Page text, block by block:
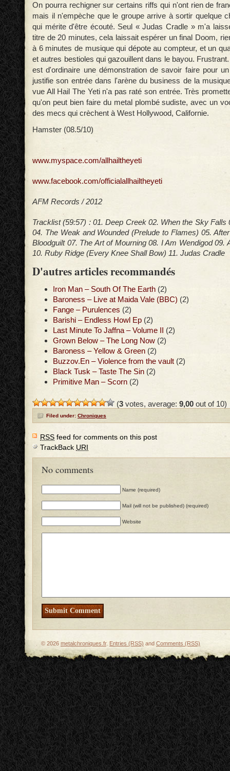
On pourra rechigner sur certains riffs qui n'ont rien de
mais il n'empèche que le groupe arrive à sortir quelque
qui mérite d'être écouté. Seul « Judas Cradle » m'a
titre de 20 minutes, cela laissait espérer un final Doom,
à 6 minutes de musique qui dépote au compteur, et un
et autres bestioles qui gazouillent dans le bayou.
est d'ordinaire une démonstration de savoir faire pour
justifie son entrée dans l'arène du business de la
vue All Hail The Yeti n'a pas raté son entrée. Très
qu'on peut bien faire du metal plombé sudiste, avec un
des mecs qui crèchent à West Hollywood, Californie.
Hamster (08.5/10)
www.myspace.com/allhailtheyeti
www.facebook.com/officialallhailtheyeti
AFM Records / 2012
Tracklist (59:57) : 01. Deep Creek 02. When the Sky Falls
04. The Weak and Wounded (Prelude to Flames) 05.
Bloodguilt 07. The Art of Mourning 08. I Am Wendigod 09.
10. Ruby Ridge (Every Knee Shall Bow) 11. Judas Cradle
D'autres articles recommandés
Iron Man – South Of The Earth (2)
Baroness – Live at Maida Vale (BBC) (2)
Fange – Purulences (2)
Barishi – Endless Howl Ep (2)
Last Minute To Jaffna – Volume II (2)
Grown Below – The Long Now (2)
Baroness – Yellow & Green (2)
Buzzov.En – Violence from the vault (2)
Black Tusk – Taste The Sin (2)
Primitive Man – Scorn (2)
(3 votes, average: 9,00 out of 10)
Filed under: Chroniques
RSS feed for comments on this post
TrackBack URI
No comments
Name (required)
Mail (will not be published) (required)
Website
© 2026 metalchroniques.fr. Entries (RSS) and Comments (RSS)